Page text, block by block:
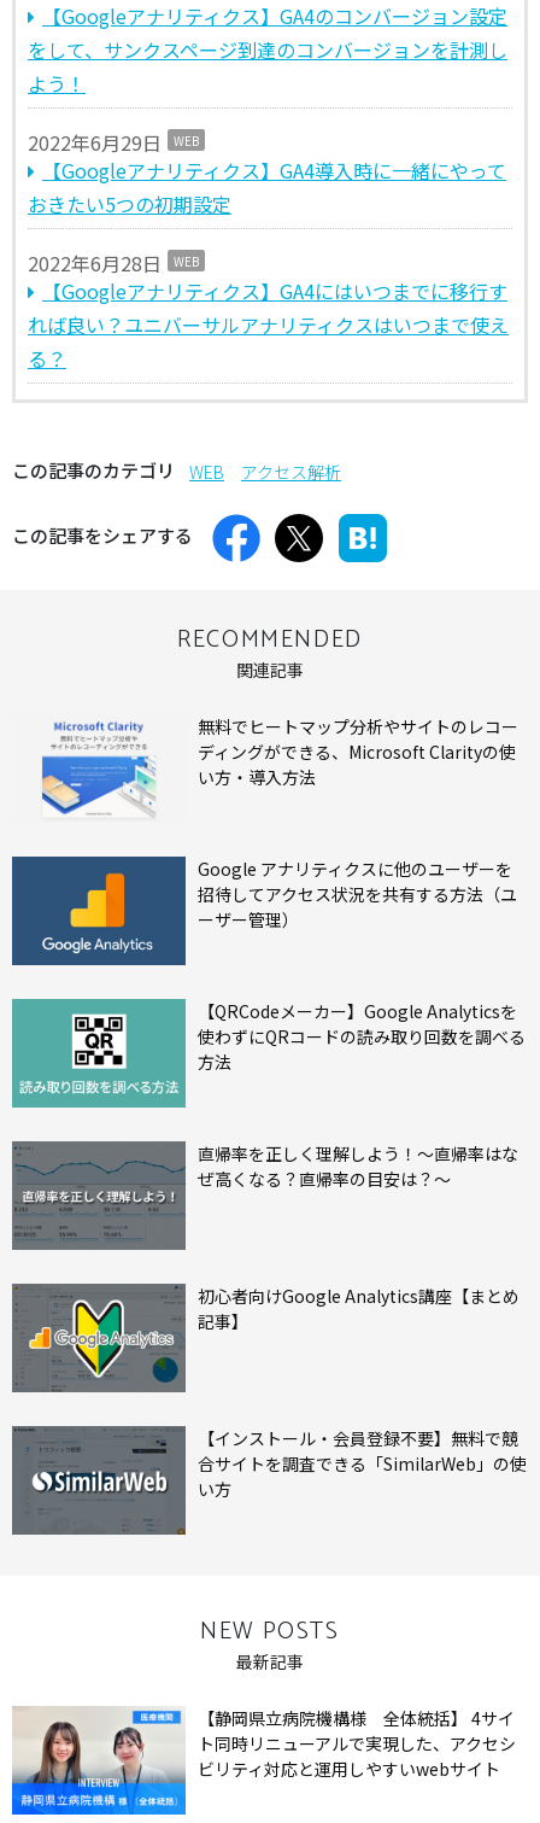
【Googleアナリティクス】GA4のコンバージョン設定
をして、サンクスページ到達のコンバージョンを計測し
よう！
2022年6月29日 WEB
【Googleアナリティクス】GA4導入時に一緒にやって
おきたい5つの初期設定
2022年6月28日 WEB
【Googleアナリティクス】GA4にはいつまでに移行す
れば良い？ユニバーサルアナリティクスはいつまで使え
る？
この記事のカテゴリ WEB アクセス解析
この記事をシェアする
RECOMMENDED
関連記事
無料でヒートマップ分析やサイトのレコー
ディングができる、Microsoft Clarityの使
い方・導入方法
Google アナリティクスに他のユーザーを
招待してアクセス状況を共有する方法（ユ
ーザー管理）
【QRCodeメーカー】Google Analyticsを
使わずにQRコードの読み取り回数を調べる
方法
直帰率を正しく理解しよう！～直帰率はな
ぜ高くなる？直帰率の目安は？～
初心者向けGoogle Analytics講座【まとめ
記事】
【インストール・会員登録不要】無料で競
合サイトを調査できる「SimilarWeb」の使
い方
NEW POSTS
最新記事
【静岡県立病院機構様 全体統括】 4サイ
ト同時リニューアルで実現した、アクセシ
ビリティ対応と運用しやすいwebサイト